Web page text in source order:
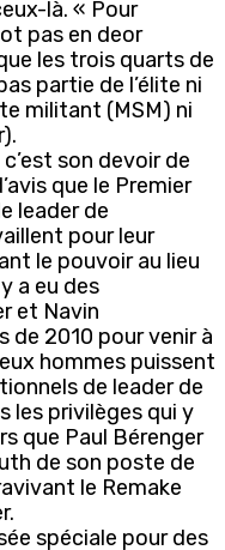
là. « Pour
pas en deor
les trois quarts de
partie de l’élite ni
militant (MSM) ni
son devoir de
que le Premier
leader de
pour leur
le pouvoir au lieu
a eu des
et Navin
de 2010 pour venir à
hommes puissent
de leader de
les privilèges qui y
que Paul Bérenger
de son poste de
le Remake
spéciale pour des